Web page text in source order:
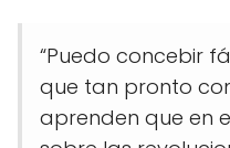
“Puedo concebir
que tan pronto
aprenden que en